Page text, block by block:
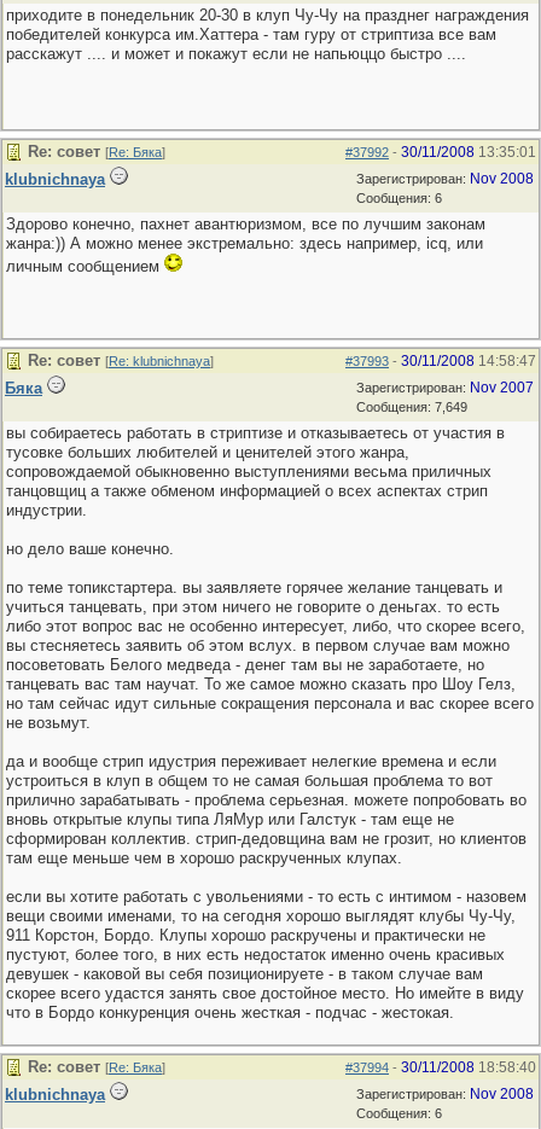
приходите в понедельник 20-30 в клуп Чу-Чу на празднег награждения
победителей конкурса им.Хаттера - там гуру от стриптиза все вам
расскажут .... и может и покажут если не напьюццо быстро ....
#37992 - 30/11/2008 13:35:01
Re: совет [Re: Бяка]
Зарегистрирован: Nov 2008
Сообщения: 6
klubnichnaya
Здорово конечно, пахнет авантюризмом, все по лучшим законам
жанра:)) А можно менее экстремально: здесь например, icq, или
личным сообщением
#37993 - 30/11/2008 14:58:47
Re: совет [Re: klubnichnaya]
Зарегистрирован: Nov 2007
Сообщения: 7,649
Бяка
вы собираетесь работать в стриптизе и отказываетесь от участия в
тусовке больших любителей и ценителей этого жанра,
сопровождаемой обыкновенно выступлениями весьма приличных
танцовщиц а также обменом информацией о всех аспектах стрип
индустрии.
но дело ваше конечно.
по теме топикстартера. вы заявляете горячее желание танцевать и
учиться танцевать, при этом ничего не говорите о деньгах. то есть
либо этот вопрос вас не особенно интересует, либо, что скорее всего,
вы стесняетесь заявить об этом вслух. в первом случае вам можно
посоветовать Белого медведа - денег там вы не заработаете, но
танцевать вас там научат. То же самое можно сказать про Шоу Гелз,
но там сейчас идут сильные сокращения персонала и вас скорее всего
не возьмут.
да и вообще стрип идустрия переживает нелегкие времена и если
устроиться в клуп в общем то не самая большая проблема то вот
прилично зарабатывать - проблема серьезная. можете попробовать во
вновь открытые клупы типа ЛяМур или Галстук - там еще не
сформирован коллектив. стрип-дедовщина вам не грозит, но клиентов
там еще меньше чем в хорошо раскрученных клупах.
если вы хотите работать с увольениями - то есть с интимом - назовем
вещи своими именами, то на сегодня хорошо выглядят клубы Чу-Чу,
911 Корстон, Бордо. Клупы хорошо раскручены и практически не
пустуют, более того, в них есть недостаток именно очень красивых
девушек - каковой вы себя позиционируете - в таком случае вам
скорее всего удастся занять свое достойное место. Но имейте в виду
что в Бордо конкуренция очень жесткая - подчас - жестокая.
#37994 - 30/11/2008 18:58:40
Re: совет [Re: Бяка]
Зарегистрирован: Nov 2008
Сообщения: 6
klubnichnaya